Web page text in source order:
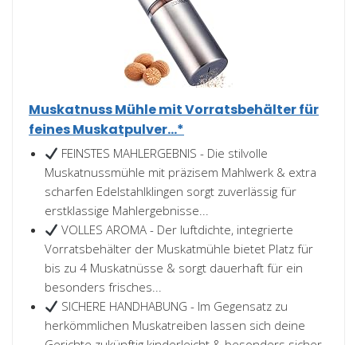
Muskatnuss Mühle mit Vorratsbehälter für
feines Muskatpulver...*
FEINSTES MAHLERGEBNIS - Die stilvolle
Muskatnussmühle mit präzisem Mahlwerk & extra
scharfen Edelstahlklingen sorgt zuverlässig für
erstklassige Mahlergebnisse...
VOLLES AROMA - Der luftdichte, integrierte
Vorratsbehälter der Muskatmühle bietet Platz für
bis zu 4 Muskatnüsse & sorgt dauerhaft für ein
besonders frisches...
SICHERE HANDHABUNG - Im Gegensatz zu
herkömmlichen Muskatreiben lassen sich deine